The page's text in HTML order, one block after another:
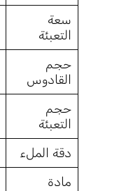
سعة
التعبئة
حجم
القادوس
حجم
التعبئة
دقة الملء
مادة